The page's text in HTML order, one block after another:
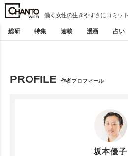
働く女性の生きやすさにコミット
総研 特集 連載 漫画 占い
PROFILE 作者プロフィール
坂本優子